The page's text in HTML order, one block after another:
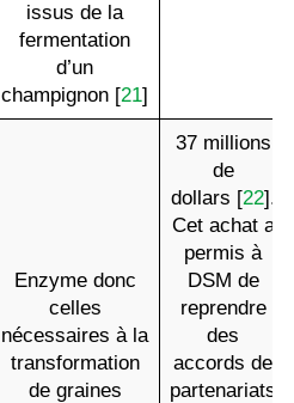
issus de la
fermentation
d’un
champignon [21]
Enzyme donc
celles
nécessaires à la
transformation
de graines
37 millions
de
dollars [22].
Cet achat a
permis à
DSM de
reprendre
des
accords de
partenariats